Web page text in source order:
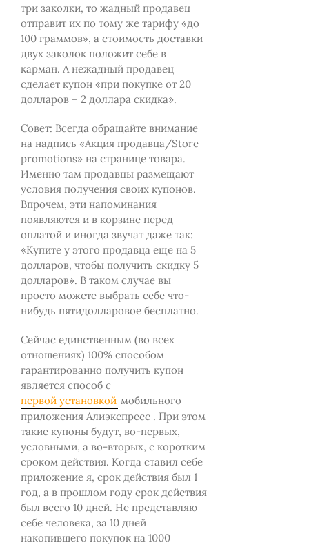
три заколки, то жадный продавец
отправит их по тому же тарифу «до
100 граммов», а стоимость доставки
двух заколок положит себе в
карман. А нежадный продавец
сделает купон «при покупке от 20
долларов – 2 доллара скидка».
Совет: Всегда обращайте внимание
на надпись «Акция продавца/Store
promotions» на странице товара.
Именно там продавцы размещают
условия получения своих купонов.
Впрочем, эти напоминания
появляются и в корзине перед
оплатой и иногда звучат даже так:
«Купите у этого продавца еще на 5
долларов, чтобы получить скидку 5
долларов». В таком случае вы
просто можете выбрать себе что-
нибудь пятидолларовое бесплатно.
Сейчас единственным (во всех
отношениях) 100% способом
гарантированно получить купон
является способ с
первой установкой мобильного
приложения Алиэкспресс . При этом
такие купоны будут, во-первых,
условными, а во-вторых, с коротким
сроком действия. Когда ставил себе
приложение я, срок действия был 1
год, а в прошлом году срок действия
был всего 10 дней. Не представляю
себе человека, за 10 дней
накопившего покупок на 1000